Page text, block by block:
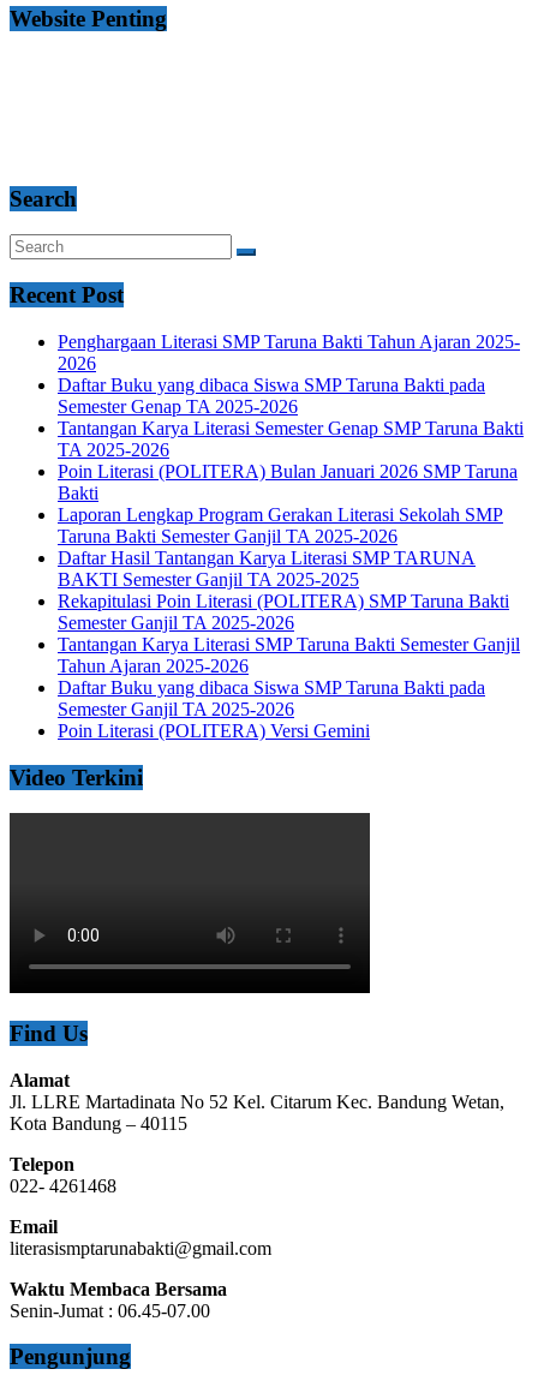
Website Penting
Search
Recent Post
Penghargaan Literasi SMP Taruna Bakti Tahun Ajaran 2025-
2026
Daftar Buku yang dibaca Siswa SMP Taruna Bakti pada
Semester Genap TA 2025-2026
Tantangan Karya Literasi Semester Genap SMP Taruna Bakti
TA 2025-2026
Poin Literasi (POLITERA) Bulan Januari 2026 SMP Taruna
Bakti
Laporan Lengkap Program Gerakan Literasi Sekolah SMP
Taruna Bakti Semester Ganjil TA 2025-2026
Daftar Hasil Tantangan Karya Literasi SMP TARUNA
BAKTI Semester Ganjil TA 2025-2025
Rekapitulasi Poin Literasi (POLITERA) SMP Taruna Bakti
Semester Ganjil TA 2025-2026
Tantangan Karya Literasi SMP Taruna Bakti Semester Ganjil
Tahun Ajaran 2025-2026
Daftar Buku yang dibaca Siswa SMP Taruna Bakti pada
Semester Ganjil TA 2025-2026
Poin Literasi (POLITERA) Versi Gemini
Video Terkini
Find Us
Alamat
Jl. LLRE Martadinata No 52 Kel. Citarum Kec. Bandung Wetan,
Kota Bandung – 40115
Telepon
022- 4261468
Email
literasismptarunabakti@gmail.com
Waktu Membaca Bersama
Senin-Jumat : 06.45-07.00
Pengunjung